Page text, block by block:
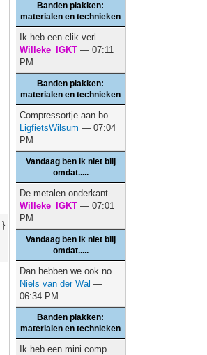
}
Banden plakken:
materialen en technieken
Ik heb een clik verl...
Willeke_IGKT — 07:11
PM
Banden plakken:
materialen en technieken
Compressortje aan bo...
LigfietsWilsum — 07:04
PM
Vandaag ben ik niet blij
omdat.....
De metalen onderkant...
Willeke_IGKT — 07:01
PM
Vandaag ben ik niet blij
omdat.....
Dan hebben we ook no...
Niels van der Wal —
06:34 PM
Banden plakken:
materialen en technieken
Ik heb een mini comp...